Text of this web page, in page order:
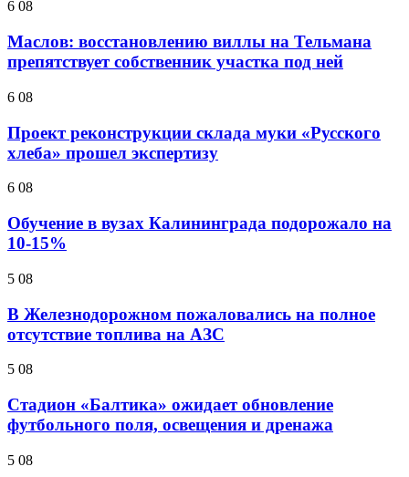
6 08
Маслов: восстановлению виллы на Тельмана
препятствует собственник участка под ней
6 08
Проект реконструкции склада муки «Русского
хлеба» прошел экспертизу
6 08
Обучение в вузах Калининграда подорожало на
10-15%
5 08
В Железнодорожном пожаловались на полное
отсутствие топлива на АЗС
5 08
Стадион «Балтика» ожидает обновление
футбольного поля, освещения и дренажа
5 08